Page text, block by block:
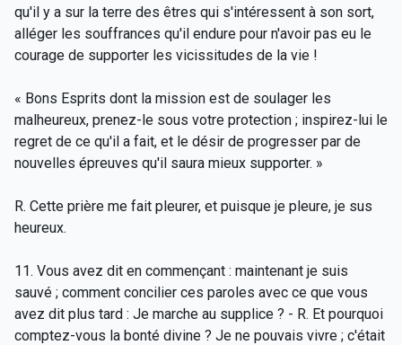
qu'il y a sur la terre des êtres qui s'intéressent à son sort,
alléger les souffrances qu'il endure pour n'avoir pas eu le
courage de supporter les vicissitudes de la vie !
« Bons Esprits dont la mission est de soulager les
malheureux, prenez-le sous votre protection ; inspirez-lui le
regret de ce qu'il a fait, et le désir de progresser par de
nouvelles épreuves qu'il saura mieux supporter. »
R. Cette prière me fait pleurer, et puisque je pleure, je sus
heureux.
11. Vous avez dit en commençant : maintenant je suis
sauvé ; comment concilier ces paroles avec ce que vous
avez dit plus tard : Je marche au supplice ? - R. Et pourquoi
comptez-vous la bonté divine ? Je ne pouvais vivre ; c'était